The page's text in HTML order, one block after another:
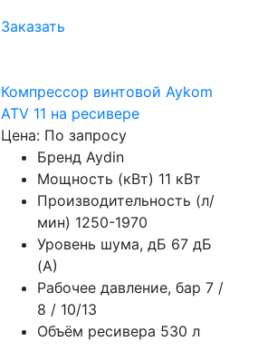
Заказать
Компрессор винтовой Aykom
ATV 11 на ресивере
Цена: По запросу
Бренд Aydin
Мощность (кВт) 11 кВт
Производительность (л/
мин) 1250-1970
Уровень шума, дБ 67 дБ
(А)
Рабочее давление, бар 7 /
8 / 10/13
Объём ресивера 530 л